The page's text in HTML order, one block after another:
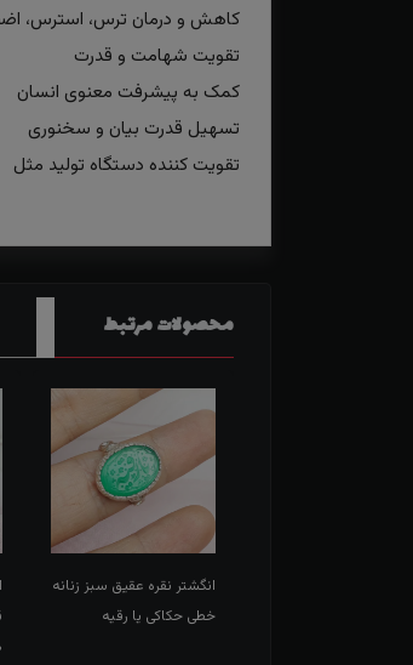
کاهش و درمان ترس، استرس،
تقویت شهامت و قدرت
کمک به پیشرفت معنوی انسان
تسهیل قدرت بیان و سخنوری
تقویت کننده دستگاه تولید مثل
محصولات مرتبط
انگشتر نقره عقیق سبز زنانه
خطی حکاکی یا رقیه